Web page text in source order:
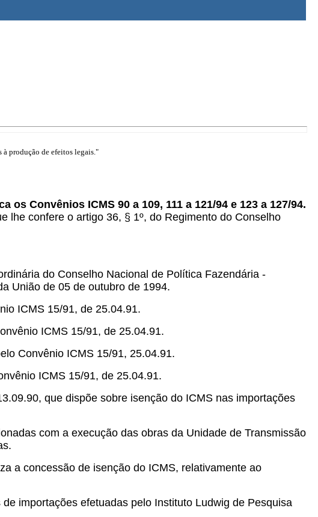
à produção de efeitos legais."
os Convênios ICMS 90 a 109, 111 a 121/94 e 123 a 127/94.
lhe confere o artigo 36, § 1º, do Regimento do Conselho
do Conselho Nacional de Política Fazendária -
União de 05 de outubro de 1994.
ICMS 15/91, de 25.04.91.
ICMS 15/91, de 25.04.91.
Convênio ICMS 15/91, 25.04.91.
ICMS 15/91, de 25.04.91.
que dispõe sobre isenção do ICMS nas importações
com a execução das obras da Unidade de Transmissão
a concessão de isenção do ICMS, relativamente ao
importações efetuadas pelo Instituto Ludwig de Pesquisa